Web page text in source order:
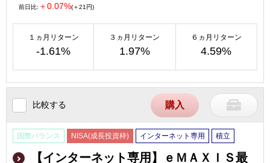
前日比: ＋0.07%(＋21円)
１ヵ月リターン
-1.61%
３ヵ月リターン
1.97%
６ヵ月リターン
4.59%
比較する 購入
国際バランス NISA(成長投資枠) インターネット専用 積立
【インターネット専用】ｅＭＡＸＩＳ最